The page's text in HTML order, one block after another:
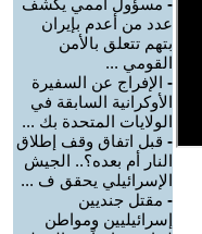
- مسؤول أممي يكشف
عدد من أعدم بإيران
بتهم تتعلق بالأمن
القومي ...
- الإفراج عن السفيرة
الأوكرانية السابقة في
الولايات المتحدة بك ...
- قبل اتفاق وقف إطلاق
النار أم بعده؟.. الجيش
الإسرائيلي يحقق ف ...
- مقتل جنديين
إسرائيليين ومواطن